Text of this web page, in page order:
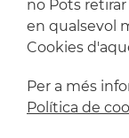
Avís
Política de
no Pots
en qualsevol
Cookies
Per a més
Política de